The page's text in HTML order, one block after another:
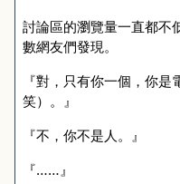
討論區的瀏覽量一直都不
數網友們發現。
『對，只有你一個，你
笑）。』
『不，你不是人。』
『……』